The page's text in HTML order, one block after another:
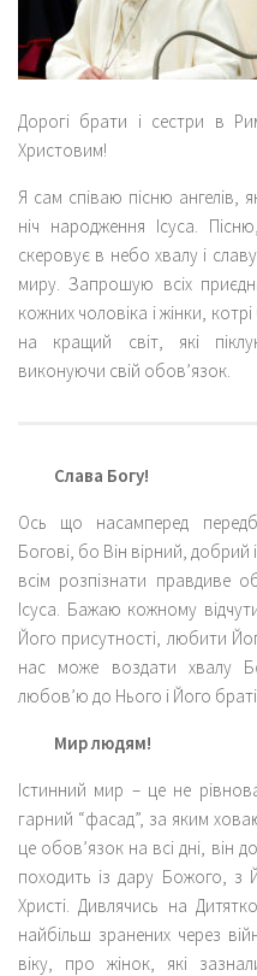
Дорогі брати і сестри в
Христовим!
Я сам співаю пісню ангелів,
ніч народження Ісуса.
скеровує в небо хвалу і
миру. Запрошую всіх
кожних чоловіка і жінки,
на кращий світ, які
виконуючи свій обов’язок.
Слава Богу!
Ось що насамперед
Богові, бо Він вірний,
всім розпізнати правдиве
Ісуса. Бажаю кожному
Його присутності, любити
нас може воздати хвалу
любов’ю до Нього і Його
Мир людям!
Істинний мир – це не
гарний “фасад”, за яким
це обов’язок на всі дні, він
походить із дару Божого, з
Христі. Дивлячись на
найбільш зранених через
віку, про жінок, які